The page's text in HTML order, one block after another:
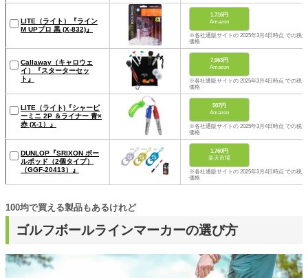
LITE（ライト）『ライン
M UPプロ 黒 (X-832)』
1,716円
Amazon
※各社通販サイトの 2025年3月4日時点 での税込
価格
Callaway（キャロウェ
イ）『スターターセッ
ト』
7,963円
Amazon
※各社通販サイトの 2025年3月4日時点 での税込
価格
LITE（ライト)『シャーピ
ーミニ 2P ＆ライナー 青×
赤 (X-1）』
507円
Amazon
※各社通販サイトの 2025年3月4日時点 での税込
価格
DUNLOP『SRIXON ボー
ルポッド（2個タイプ）
（GGF-20413）』
1,760円
楽天市場
※各社通販サイトの 2025年3月4日時点 での税込
価格
ゴルフボールラインマーカーの選び方
100均で買える製品もあるけれど